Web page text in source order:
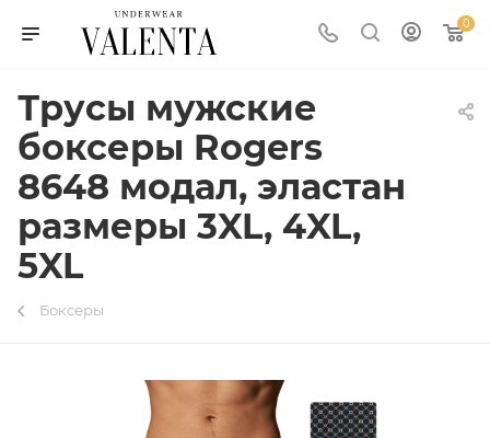
0
Трусы мужские
боксеры Rogers
8648 модал, эластан
размеры 3XL, 4XL,
5XL
Боксеры